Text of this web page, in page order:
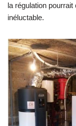
la régulation pourrait
inéluctable.